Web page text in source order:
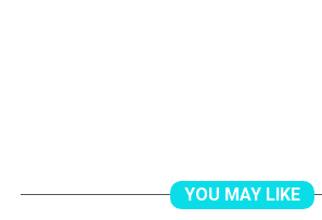
YOU MAY LIKE